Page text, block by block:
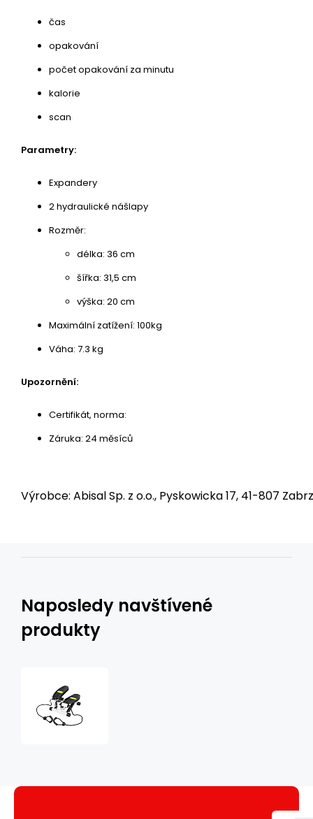
čas
opakování
počet opakování za minutu
kalorie
scan
Parametry:
Expandery
2 hydraulické nášlapy
Rozměr:
délka: 36 cm
šířka: 31,5 cm
výška: 20 cm
Maximální zatížení: 100kg
Váha: 7.3 kg
Upozornění:
Certifikát, norma:
Záruka: 24 měsíců
Výrobce: Abisal Sp. z o.o., Pyskowicka 17, 41-807
Naposledy navštívené
produkty
S